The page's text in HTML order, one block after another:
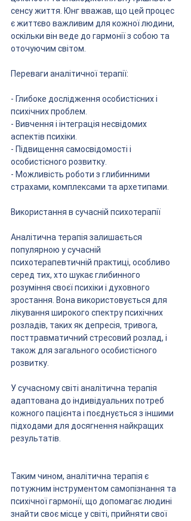
сенсу життя. Юнг вважав, що цей процес
є життєво важливим для кожної людини,
оскільки він веде до гармонії з собою та
оточуючим світом.
Переваги аналітичної терапії:
- Глибоке дослідження особистісних і
психічних проблем.
- Вивчення і інтеграція несвідомих
аспектів психіки.
- Підвищення самосвідомості і
особистісного розвитку.
- Можливість роботи з глибинними
страхами, комплексами та архетипами.
Використання в сучасній психотерапії
Аналітична терапія залишається
популярною у сучасній
психотерапевтичній практиці, особливо
серед тих, хто шукає глибинного
розуміння своєї психіки і духовного
зростання. Вона використовується для
лікування широкого спектру психічних
розладів, таких як депресія, тривога,
посттравматичний стресовий розлад, і
також для загального особистісного
розвитку.
У сучасному світі аналітична терапія
адаптована до індивідуальних потреб
кожного пацієнта і поєднується з іншими
підходами для досягнення найкращих
результатів.
Таким чином, аналітична терапія є
потужним інструментом самопізнання та
психічної гармонії, що допомагає людині
знайти своє місце у світі, прийняти свої